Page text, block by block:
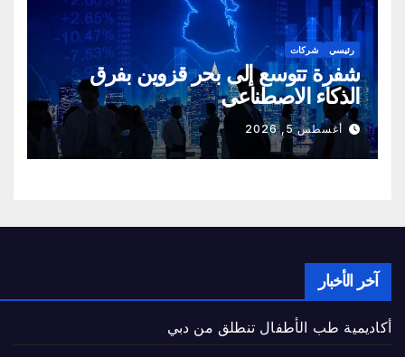
رئيسي شركات
شفرة تتوسع إلى بحر قزوين بفرق
الذكاء الاصطناعي
أغسطس 5, 2026
آخر الأخبار
أكاديمية طب الأطفال تنطلق من دبي